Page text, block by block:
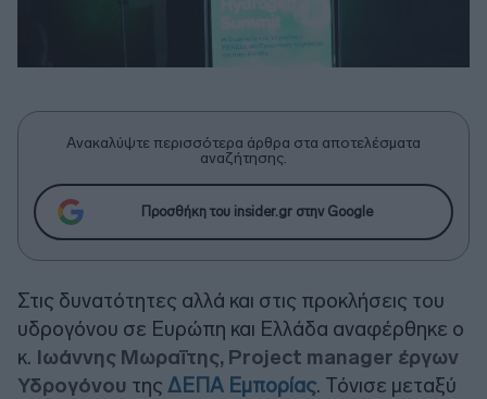
Ανακαλύψτε περισσότερα άρθρα στα αποτελέσματα
αναζήτησης.
Προσθήκη του insider.gr στην Google
Στις δυνατότητες αλλά και στις προκλήσεις του
υδρογόνου σε Ευρώπη και Ελλάδα αναφέρθηκε ο
κ. Ιωάννης Μωραΐτης, Project manager έργων
Υδρογόνου της ΔΕΠΑ Εμπορίας. Τόνισε μεταξύ